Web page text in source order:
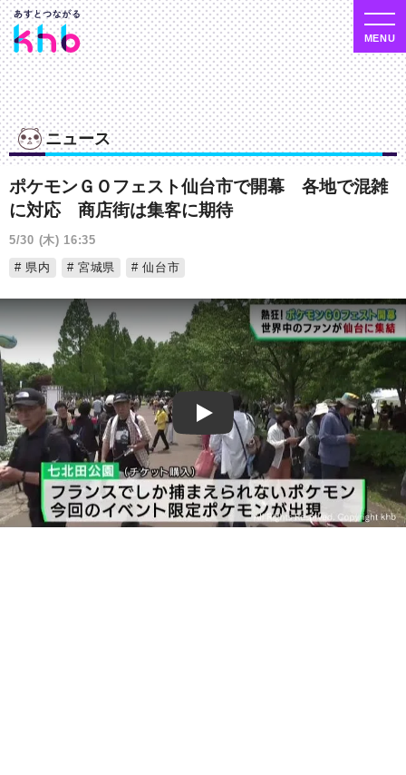
ニュース
ポケモンＧＯフェスト仙台市で開幕 各地で混雑
に対応 商店街は集客に期待
5/30 (木) 16:35
県内
宮城県 仙台市
Play